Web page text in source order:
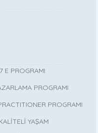
E PROGRAMI
PROGRAMI
PROGRAMI
YAŞAM